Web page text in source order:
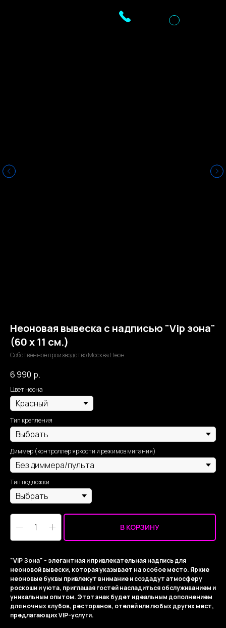
Неоновая вывеска с надписью "Vip зона"
(60 х 11 см.)
Собственное производство Москва Неон
6 990 р.
Цвет неона
Тип крепления
Диммер (контроллер яркости и режимов мигания)
Тип подложки
В КОРЗИНУ
"VIP Зона" - элегантная и привлекательная надпись для
неоновой вывески, которая указывает на особое место. Яркие
неоновые буквы привлекут внимание и создадут атмосферу
роскоши и уюта, приглашая гостей насладиться обслуживанием и
уникальным опытом. Этот знак будет идеальным дополнением
для ночных клубов, ресторанов, отелей или любых других мест,
предлагающих VIP-услуги.